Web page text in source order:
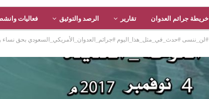
خريطة جرائم العدوان تقارير الرصد والتوثيق فعاليات
#لن_ننسى #حدث_في_مثل_هذا_اليوم #جرائم_العدوان_الأمريكي_السعودي بحق نساء و أطفال